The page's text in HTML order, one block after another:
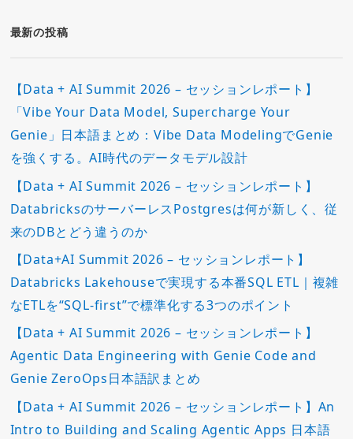
ー
最新の投稿
【Data + AI Summit 2026 – セッションレポート】
「Vibe Your Data Model, Supercharge Your
Genie」日本語まとめ：Vibe Data ModelingでGenie
を強くする。AI時代のデータモデル設計
【Data + AI Summit 2026 – セッションレポート】
DatabricksのサーバーレスPostgresは何が新しく、従
来のDBとどう違うのか
【Data+AI Summit 2026 – セッションレポート】
Databricks Lakehouseで実現する本番SQL ETL｜複雑
なETLを“SQL-first”で標準化する3つのポイント
【Data + AI Summit 2026 – セッションレポート】
Agentic Data Engineering with Genie Code and
Genie ZeroOps日本語訳まとめ
【Data + AI Summit 2026 – セッションレポート】An
Intro to Building and Scaling Agentic Apps 日本語